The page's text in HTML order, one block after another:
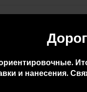
и нанесения.